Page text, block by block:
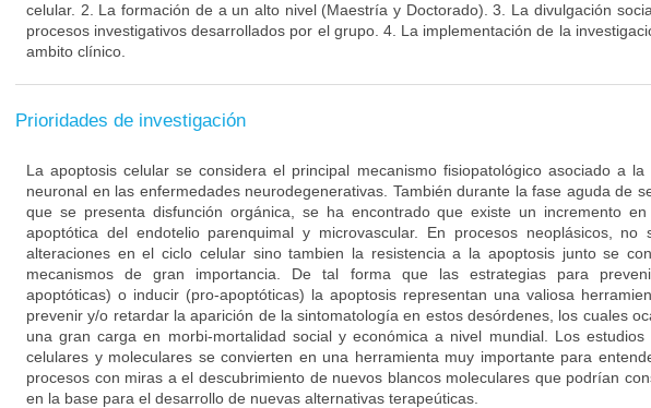
celular. 2. La formación de a un alto nivel (Maestría y Doctorado). 3. La divulgación
procesos investigativos desarrollados por el grupo. 4. La implementación de la
ambito clínico.
Prioridades de investigación
La apoptosis celular se considera el principal mecanismo fisiopatológico asociado a la
neuronal en las enfermedades neurodegenerativas. También durante la fase aguda de
que se presenta disfunción orgánica, se ha encontrado que existe un incremento
apoptótica del endotelio parenquimal y microvascular. En procesos neoplásicos, no
alteraciones en el ciclo celular sino tambien la resistencia a la apoptosis junto se
mecanismos de gran importancia. De tal forma que las estrategias para
apoptóticas) o inducir (pro-apoptóticas) la apoptosis representan una valiosa
prevenir y/o retardar la aparición de la sintomatología en estos desórdenes, los cuales
una gran carga en morbi-mortalidad social y económica a nivel mundial. Los estudios
celulares y moleculares se convierten en una herramienta muy importante para
procesos con miras a el descubrimiento de nuevos blancos moleculares que podrían
en la base para el desarrollo de nuevas alternativas terapeúticas.